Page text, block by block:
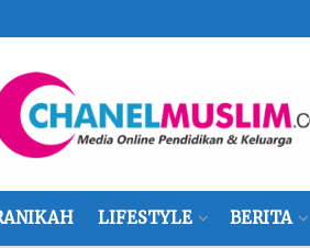
LIFESTYLE BERITA